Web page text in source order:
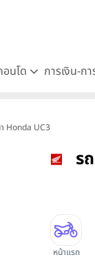
นโด การเงิน-ก
Honda UC3
ร
หน้าแรก